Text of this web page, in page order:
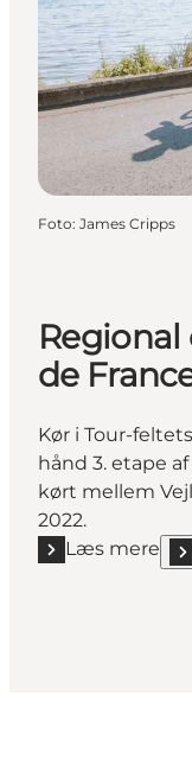
Foto: James Cripps
Regional
de
Kør i Tour-
hånd 3. etape
kørt mellem
2022.
Læs mere
Læs mere